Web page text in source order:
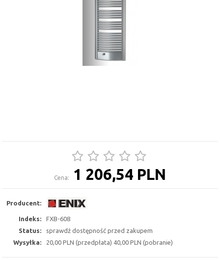
Cena: 1 206,54 PLN
Producent:
Indeks:
FXB-608
Status:
sprawdź dostępność przed zakupem
Wysyłka:
20,00 PLN (przedpłata) 40,00 PLN (pobranie)